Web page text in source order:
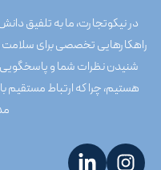
در نیکوتجارت، ما به تلفیق
راهکارهایی تخصصی برای سلامت
شنیدن نظرات شما و پاسخگویی
هستیم، چرا که ارتباط مستقیم